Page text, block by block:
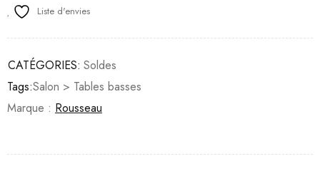
Liste d'envies
CATÉGORIES: Soldes
Tags:Salon > Tables basses
Marque : Rousseau